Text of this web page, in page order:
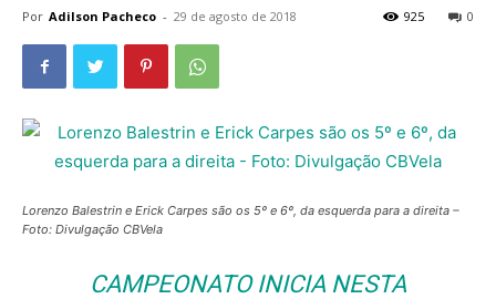
Por Adilson Pacheco - 29 de agosto de 2018 0
925
Lorenzo Balestrin e Erick Carpes são os 5º e 6º, da esquerda para a direita –
Foto: Divulgação CBVela
CAMPEONATO INICIA NESTA